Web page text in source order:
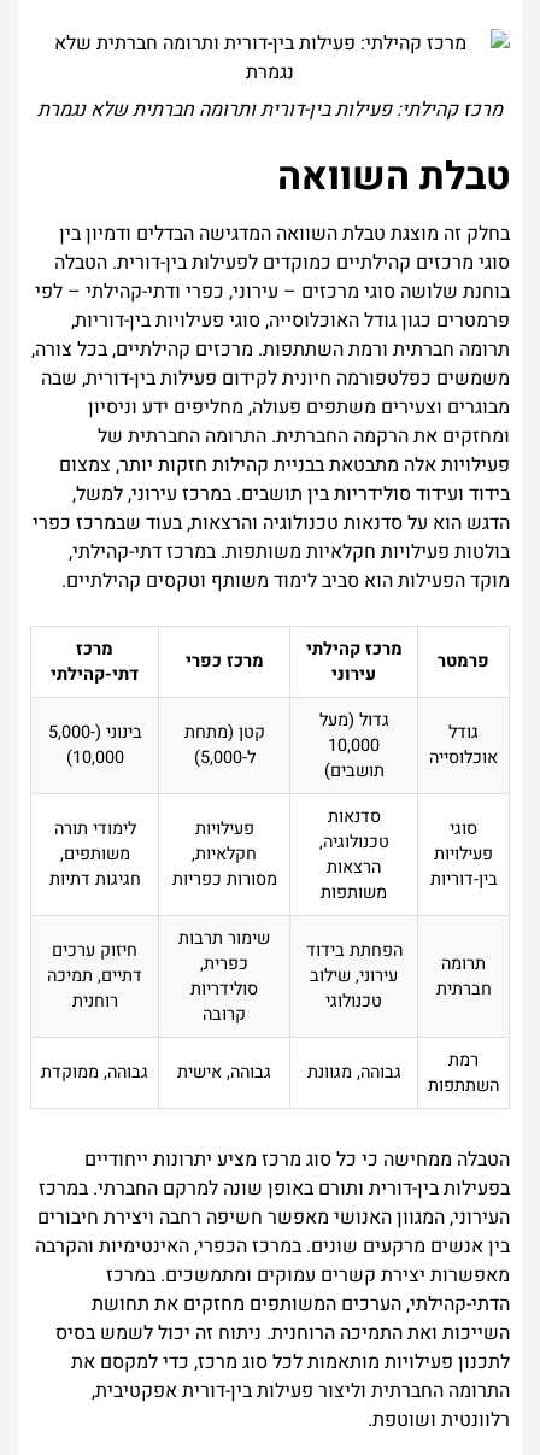
מרכז קהילתי: פעילות בין-דורית ותרומה חברתית שלא נגמרת
טבלת השוואה
בחלק זה מוצגת טבלת השוואה המדגישה הבדלים ודמיון בין
סוגי מרכזים קהילתיים כמוקדים לפעילות בין-דורית. הטבלה
בוחנת שלושה סוגי מרכזים – עירוני, כפרי ודתי-קהילתי – לפי
פרמטרים כגון גודל האוכלוסייה, סוגי פעילויות בין-דוריות,
תרומה חברתית ורמת השתתפות. מרכזים קהילתיים, בכל צורה,
משמשים כפלטפורמה חיונית לקידום פעילות בין-דורית, שבה
מבוגרים וצעירים משתפים פעולה, מחליפים ידע וניסיון
ומחזקים את הרקמה החברתית. התרומה החברתית של
פעילויות אלה מתבטאת בבניית קהילות חזקות יותר, צמצום
בידוד ועידוד סולידריות בין תושבים. במרכז עירוני, למשל,
הדגש הוא על סדנאות טכנולוגיה והרצאות, בעוד שבמרכז כפרי
בולטות פעילויות חקלאיות משותפות. במרכז דתי-קהילתי,
מוקד הפעילות הוא סביב לימוד משותף וטקסים קהילתיים.
פרמטר
מרכז קהילתי
עירוני
מרכז כפרי
מרכז
דתי-קהילתי
גודל
אוכלוסייה
גדול (מעל
10,000
תושבים)
קטן (מתחת
ל-5,000)
בינוני (5,000-
10,000)
סוגי
פעילויות
בין-דוריות
סדנאות
טכנולוגיה,
הרצאות
משותפות
פעילויות
חקלאיות,
מסורות כפריות
לימודי תורה
משותפים,
חגיגות דתיות
תרומה
חברתית
הפחתת בידוד
עירוני, שילוב
טכנולוגי
שימור תרבות
כפרית,
סולידריות
קרובה
חיזוק ערכים
דתיים, תמיכה
רוחנית
רמת
השתתפות
גבוהה, מגוונת גבוהה, אישית גבוהה, ממוקדת
הטבלה ממחישה כי כל סוג מרכז מציע יתרונות ייחודיים
בפעילות בין-דורית ותורם באופן שונה למרקם החברתי. במרכז
העירוני, המגוון האנושי מאפשר חשיפה רחבה ויצירת חיבורים
בין אנשים מרקעים שונים. במרכז הכפרי, האינטימיות והקרבה
מאפשרות יצירת קשרים עמוקים ומתמשכים. במרכז
הדתי-קהילתי, הערכים המשותפים מחזקים את תחושת
השייכות ואת התמיכה הרוחנית. ניתוח זה יכול לשמש בסיס
לתכנון פעילויות מותאמות לכל סוג מרכז, כדי למקסם את
התרומה החברתית וליצור פעילות בין-דורית אפקטיבית,
רלוונטית ושוטפת.